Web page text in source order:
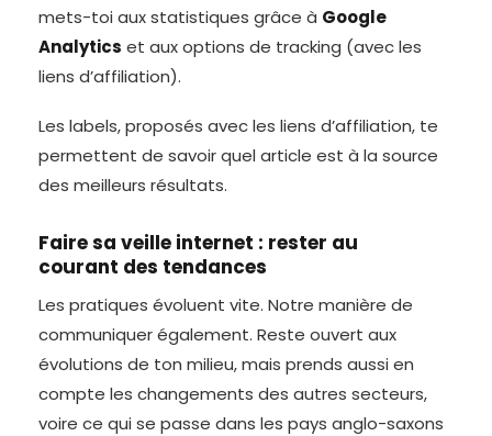
mets-toi aux statistiques grâce à Google
Analytics et aux options de tracking (avec les
liens d’affiliation).
Les labels, proposés avec les liens d’affiliation, te
permettent de savoir quel article est à la source
des meilleurs résultats.
Faire sa veille internet : rester au
courant des tendances
Les pratiques évoluent vite. Notre manière de
communiquer également. Reste ouvert aux
évolutions de ton milieu, mais prends aussi en
compte les changements des autres secteurs,
voire ce qui se passe dans les pays anglo-saxons